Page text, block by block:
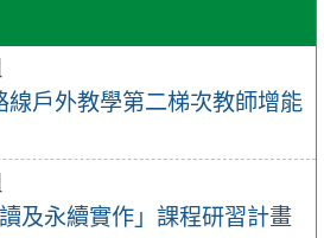
戶外教學第二梯次教師增能
及永續實作」課程研習計畫